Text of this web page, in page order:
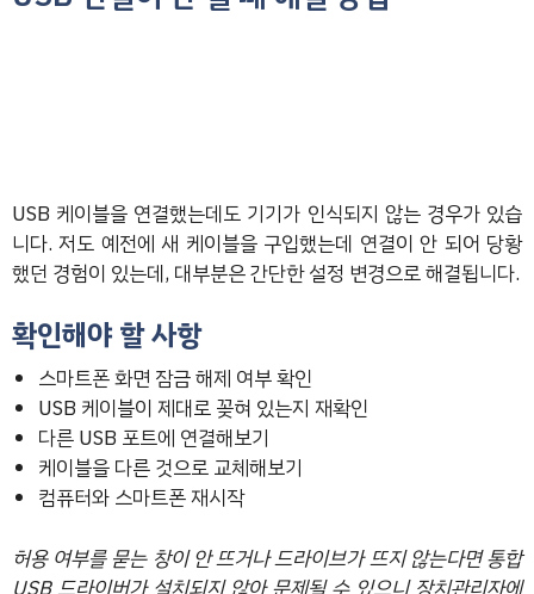
USB 케이블을 연결했는데도 기기가 인식되지 않는 경우가 있습
니다. 저도 예전에 새 케이블을 구입했는데 연결이 안 되어 당황
했던 경험이 있는데, 대부분은 간단한 설정 변경으로 해결됩니다.
확인해야 할 사항
스마트폰 화면 잠금 해제 여부 확인
USB 케이블이 제대로 꽂혀 있는지 재확인
다른 USB 포트에 연결해보기
케이블을 다른 것으로 교체해보기
컴퓨터와 스마트폰 재시작
허용 여부를 묻는 창이 안 뜨거나 드라이브가 뜨지 않는다면 통합
USB 드라이버가 설치되지 않아 문제될 수 있으니 장치관리자에